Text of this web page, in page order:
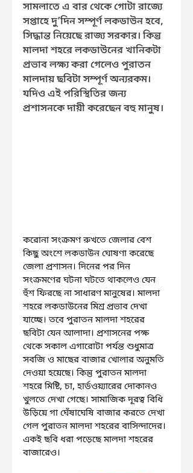
সামলাতে এ বার থেকে গোটা রাজ্যে
সপ্তাহে দু’দিন সম্পূর্ণ লকডাউন হবে,
সিদ্ধান্ত নিয়েছে রাজ্য সরকার। কিন্তু
মালদা শহরে লকডাউনের খানিকটা
প্রভাব লক্ষ্য করা গেলেও পুরাতন
মালদায় ছবিটা সম্পূর্ণ অন্যরকম।
যদিও এই পরিস্থিতির জন্য
প্রশাসনকে দায়ী করেছেন বহু মানুষ।
করোনা সংক্রমণ রুখতে জেলার বেশ
কিছু অংশে লকডাউন ঘোষণা করেছে
জেলা প্রশাসন। দিনের পর দিন
সংক্রমণের ঘটনা ঘটতে থাকলেও যেন
হুঁশ ফিরছে না সাধারণ মানুষের। মালদা
শহরে লকডাউনের মিশ্র প্রভাব দেখা
যাচ্ছে। তবে পুরাতন মালদা শহরের
ছবিটা যেন আলাদা। প্রশাসনের পক্ষ
থেকে সকাল এগারোটা পর্যন্ত শুধুমাত্র
সবজি ও মাছের বাজার খোলার অনুমতি
দেওয়া হয়েছে। কিন্তু পুরাতন মালদা
শহরে মিষ্টি, চা, হার্ডওয়্যারের দোকানও
খুলতে দেখা গেছে। সামাজিক দূরত্ব বিধি
উড়িয়ে গা ঘেঁষাঘেষি বাজার করতে দেখা
গেল পুরাতন মালদা শহরের বাসিন্দাদের।
একই ছবি ধরা পড়েছে মালদা শহরের
বাজারেও।